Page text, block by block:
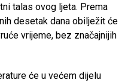
Share
talas ovog ljeta. Prema
desetak dana obilježit će
vrijeme, bez značajnijih
će u većem dijelu